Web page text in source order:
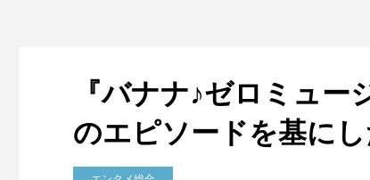
『バナナ♪ゼロミュ
のエピソードを基に